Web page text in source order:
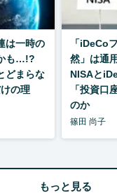
は一時の
も…!?
どまらな
の理
「iDeCo
然」は通
NISAと
「投資口
のか
篠田 尚子
もっと見る